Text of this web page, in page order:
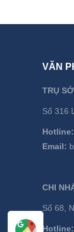
VĂN
TRỤ
Số 316
Hotline:
Email:
CHI
Số 68,
Hotline: